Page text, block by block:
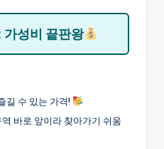
가성비 끝판왕
길 수 있는 가격!
역 바로 앞이라 찾아가기 쉬움